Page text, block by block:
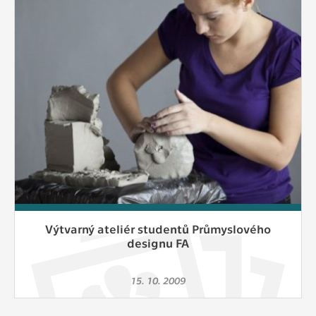
Cookies, které aplikace nedokáže zařadit.
Naším cílem je, aby tato kategorie
zůstala prázdná a všechny cookies byly
přiřazeny do některé z kategorií
uvedených výše.
Výtvarný ateliér studentů Průmyslového
designu FA
15. 10. 2009